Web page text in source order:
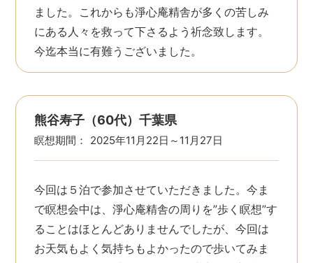
ました。これからも淨心庵精舎が多くの苦しみ
にある人々を救って下さるよう祈念致します。
今迄本当に有難うございました。
熊谷寿子（60代）千葉県
瞑想期間： 2025年11月22日～11月27日
今回は５泊で参加させていただきました。今ま
で瞑想会中は、淨心庵精舎の周りを”歩く瞑想”す
ることはほとんどありませんでしたが、今回は
お天気もよく気持ちもよかったので歩いてみま